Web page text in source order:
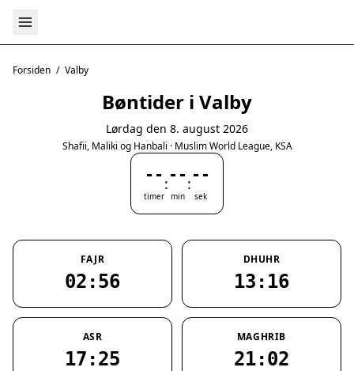
Forsiden / Valby
Bøntider i Valby
Lørdag den 8. august 2026
Shafii, Maliki og Hanbali · Muslim World League, KSA
--
timer
:--
min
:--
sek
FAJR
02:56
DHUHR
13:16
ASR
17:25
MAGHRIB
21:02